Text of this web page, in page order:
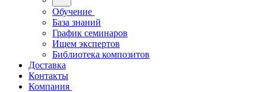
Обучение
База знаний
График семинаров
Ищем экспертов
Библиотека композитов
Доставка
Контакты
Компания